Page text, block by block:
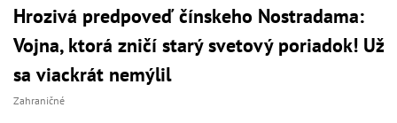
Hrozivá predpoveď čínskeho Nostradama:
Vojna, ktorá zničí starý svetový poriadok! Už
sa viackrát nemýlil
Zahraničné